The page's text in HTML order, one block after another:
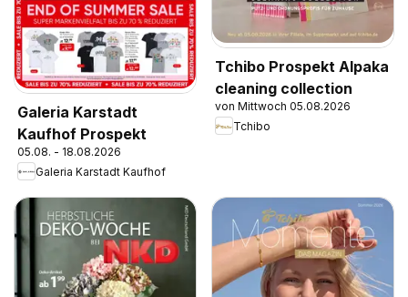
Galeria Karstadt
Kaufhof Prospekt
05.08. - 18.08.2026
Galeria Karstadt Kaufhof
Tchibo Prospekt Alpaka
cleaning collection
von Mittwoch 05.08.2026
Tchibo